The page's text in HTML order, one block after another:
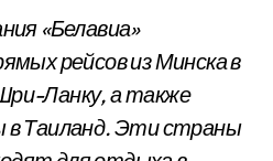
«Белавиа»
рейсов из Минска в
Ланку, а также
в Таиланд. Эти страны